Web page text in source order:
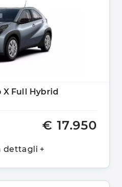
X Full Hybrid
€ 17.950
dettagli +